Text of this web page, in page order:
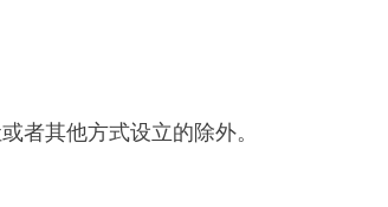
其他方式设立的除外。